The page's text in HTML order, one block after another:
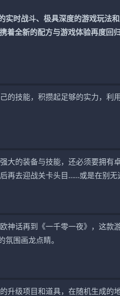
实时战斗、极具深度的游戏玩法
着全新的配方与游戏体验再度回
的技能，积攒起足够的实力，利
大的装备与技能，还必须要拥有
再去迎战关卡头目……或是在别无
神话再到《一千零一夜》，这款
氛围画龙点睛。
升级项目和道具，在随机生成的